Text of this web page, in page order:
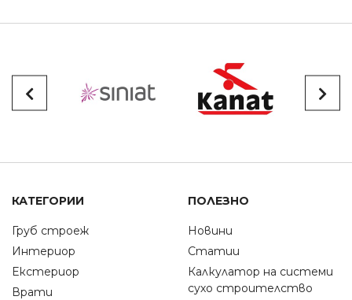
КАТЕГОРИИ
Груб строеж
Интериор
Екстериор
Врати
ПОЛЕЗНО
Новини
Статии
Калкулатор на системи
сухо строителство